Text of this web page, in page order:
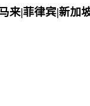
来|菲律宾|新加